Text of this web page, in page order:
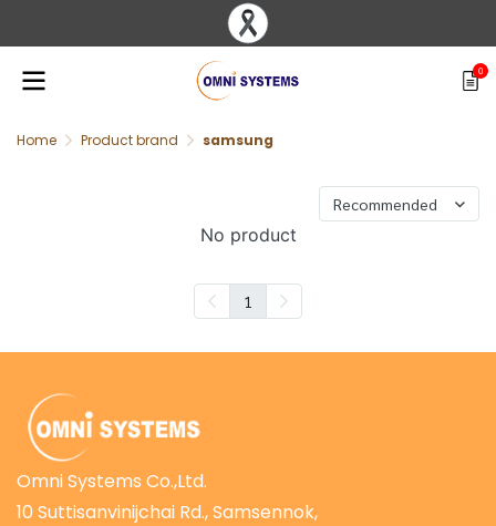
0
Home Product brand samsung
Recommended
No product
1
Omni Systems Co.,Ltd.
10 Suttisanvinijchai Rd., Samsennok,